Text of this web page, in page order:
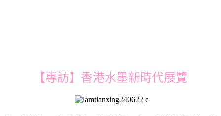
【專訪】香港水墨新時代展覽